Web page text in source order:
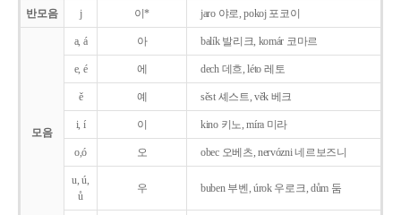
반모음 j 이* jaro 야로, pokoj 포코이
모음
a, á 아 balík 발리크, komár 코마르
e, é 에 dech 데흐, léto 레토
ě 예 sěst 셰스트, věk 베크
i, í 이 kino 키노, míra 미라
o,ó 오 obec 오베츠, nervózni 네르보즈니
u, ú,
ů
우 buben 부벤, úrok 우로크, dům 둠